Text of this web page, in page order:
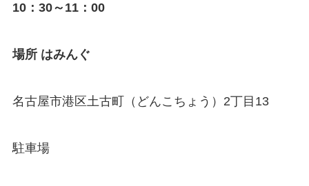
10： 30～ 11： 00
場所 はみんぐ
名古屋市港区土古町（どんこちょう）2丁目13
駐車場